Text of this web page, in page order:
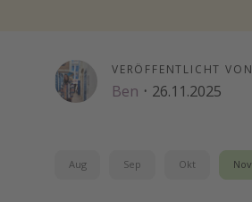
VERÖFFENTLICHT VON
Ben · 26.11.2025
Aug Sep Okt Nov